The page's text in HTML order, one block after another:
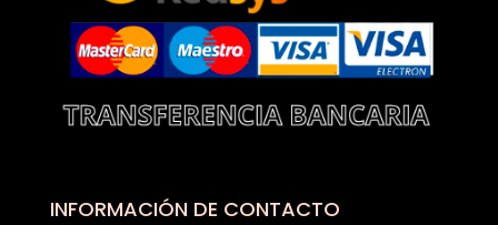
INFORMACIÓN DE CONTACTO